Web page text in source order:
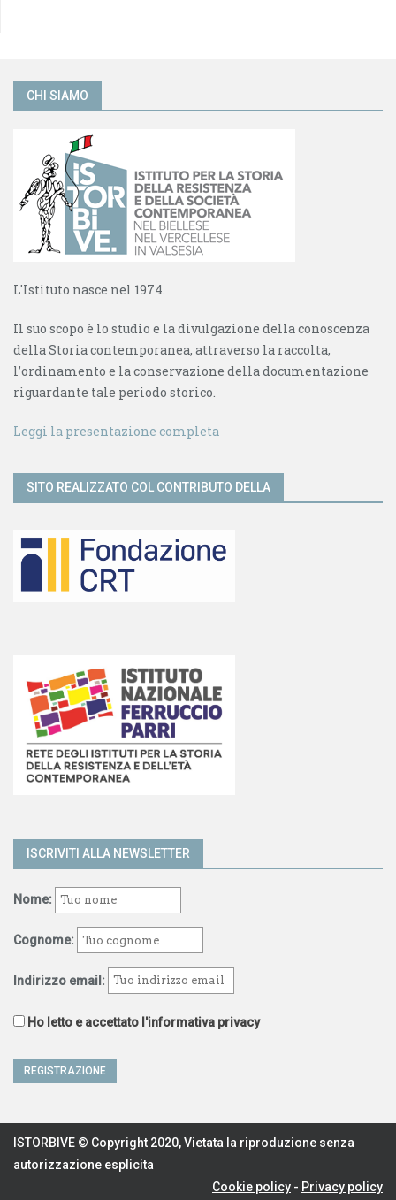
CHI SIAMO
L'Istituto nasce nel 1974.
Il suo scopo è lo studio e la divulgazione della conoscenza
della Storia contemporanea, attraverso la raccolta,
l’ordinamento e la conservazione della documentazione
riguardante tale periodo storico.
Leggi la presentazione completa
SITO REALIZZATO COL CONTRIBUTO DELLA
ISCRIVITI ALLA NEWSLETTER
Nome:
Cognome:
Indirizzo email:
Ho letto e accettato l'informativa privacy
ISTORBIVE © Copyright 2020, Vietata la riproduzione senza
autorizzazione esplicita
Cookie policy - Privacy policy